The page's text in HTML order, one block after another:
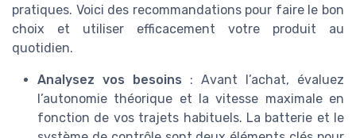
pratiques. Voici des recommandations pour faire le bon
choix et utiliser efficacement votre produit au
quotidien.
Analysez vos besoins : Avant l’achat, évaluez
l’autonomie théorique et la vitesse maximale en
fonction de vos trajets habituels. La batterie et le